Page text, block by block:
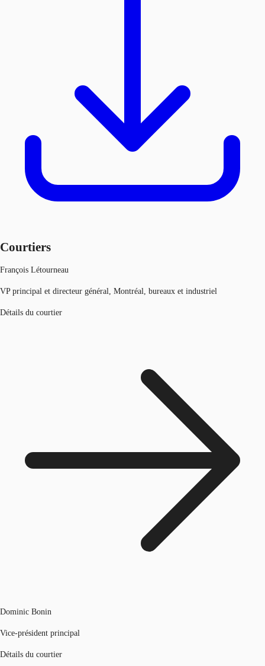
Courtiers
François Létourneau
VP principal et directeur général, Montréal, bureaux et industriel
Détails du courtier
Dominic Bonin
Vice-président principal
Détails du courtier